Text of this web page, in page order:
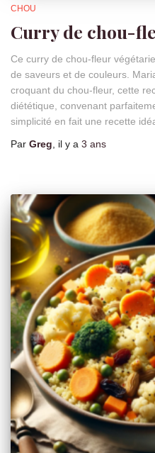
CHOU
Curry de chou-
Ce curry de chou-fleur
de saveurs et de couleurs.
croquant du chou-fleur, cette
diététique, convenant
simplicité en fait une recette
Par Greg , il y a 3 ans